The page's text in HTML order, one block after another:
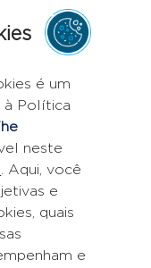
é um
à Política
neste
. Aqui, você
e
quais
e